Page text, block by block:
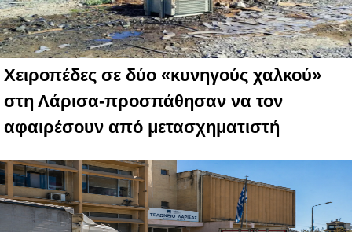
Χειροπέδες σε δύο «κυνηγούς χαλκού»
στη Λάρισα-προσπάθησαν να τον
αφαιρέσουν από μετασχηματιστή